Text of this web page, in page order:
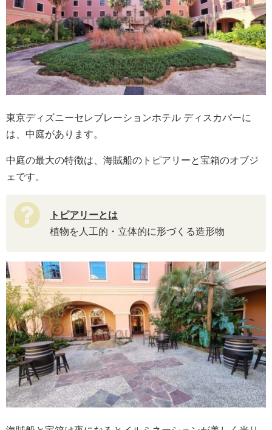
東京ディズニーセレブレーションホテル ディスカバーに
は、中庭があります。
中庭の最大の特徴は、海賊船のトピアリーと宝箱のオブジ
ェです。
トピアリーとは
植物を人工的・立体的に形づくる造形物